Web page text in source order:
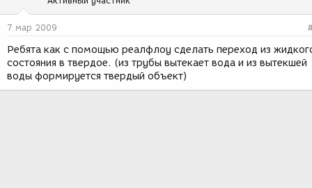
м
ы
д
и
я
7 мар 2009
Ребята как с помощью реалфлоу сделать переход из
состояния в твердое. (из трубы вытекает вода и из вытекшей
воды формируется твердый объект)